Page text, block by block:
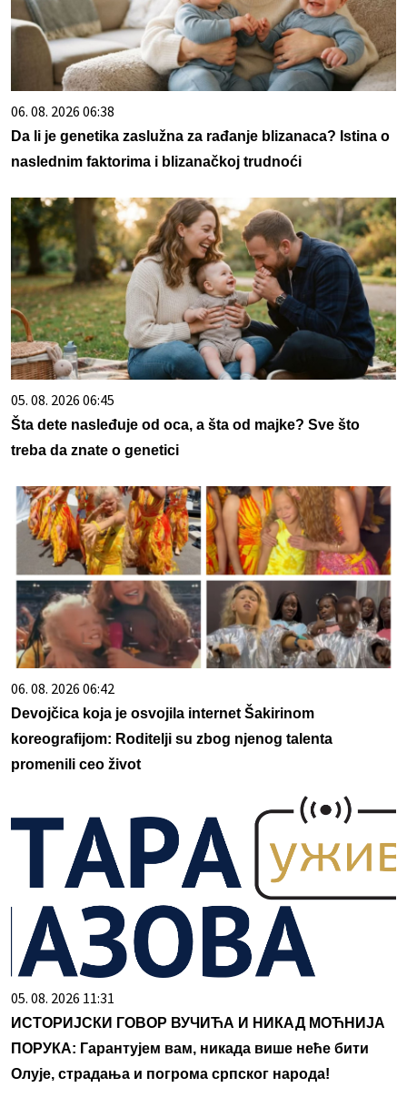
06. 08. 2026 06:38
Da li je genetika zaslužna za rađanje blizanaca? Istina o
naslednim faktorima i blizanačkoj trudnoći
05. 08. 2026 06:45
Šta dete nasleđuje od oca, a šta od majke? Sve što
treba da znate o genetici
06. 08. 2026 06:42
Devojčica koja je osvojila internet Šakirinom
koreografijom: Roditelji su zbog njenog talenta
promenili ceo život
05. 08. 2026 11:31
ИСТОРИЈСКИ ГОВОР ВУЧИЋА И НИКАД МОЋНИЈА
ПОРУКА: Гарантујем вам, никада више неће бити
Олује, страдања и погрома српског народа!